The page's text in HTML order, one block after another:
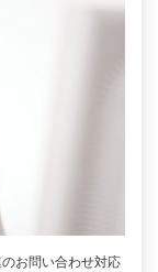
お問い合わせ対応